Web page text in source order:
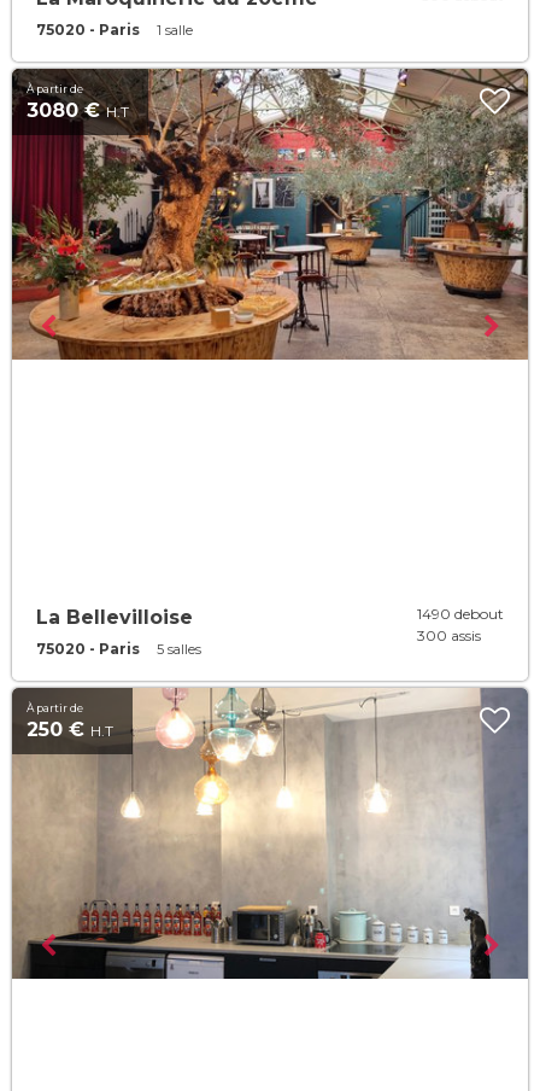
75020 - Paris 1 salle
À partir de
3080 €H.T
La Bellevilloise
75020 - Paris 5 salles
1490 debout
300 assis
À partir de
250 € H.T